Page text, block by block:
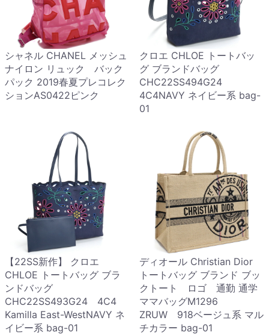
シャネル CHANEL メッシュ
ナイロン リュック バック
パック 2019春夏プレコレク
ションAS0422ピンク
クロエ CHLOE トートバッ
グ ブランドバッグ
CHC22SS494G24
4C4NAVY ネイビー系 bag-
01
【22SS新作】 クロエ
CHLOE トートバッグ ブラ
ンドバッグ
CHC22SS493G24 4C4
Kamilla East-WestNAVY ネ
イビー系 bag-01
ディオール Christian Dior
トートバッグ ブランド ブッ
クトート ロゴ 通勤 通学
ママバッグM1296
ZRUW 918ベージュ系 マル
チカラー bag-01